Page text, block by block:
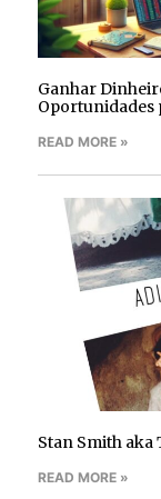
Ganhar
Oportunidades
READ MORE »
Stan Smith aka
READ MORE »